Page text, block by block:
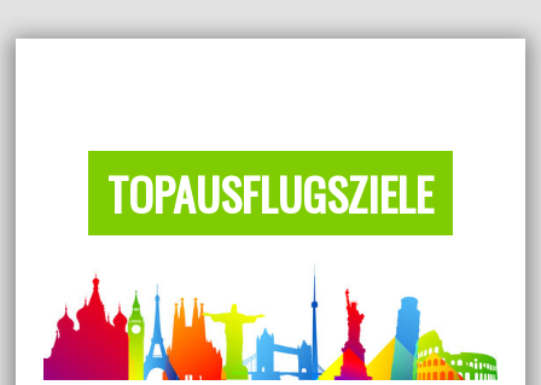
TOPAUSFLUGSZIELE